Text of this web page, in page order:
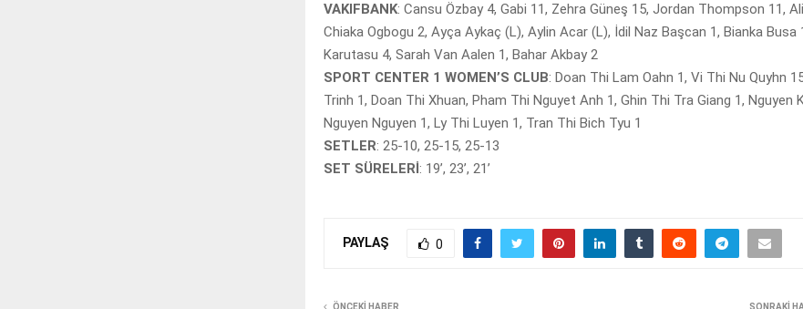
VAKIFBANK: Cansu Özbay 4, Gabi 11, Zehra Güneş 15, Jordan Thompson 11,
Chiaka Ogbogu 2, Ayça Aykaç (L), Aylin Acar (L), İdil Naz Başcan 1, Bianka Busa
Karutasu 4, Sarah Van Aalen 1, Bahar Akbay 2
SPORT CENTER 1 WOMEN’S CLUB: Doan Thi Lam Oahn 1, Vi Thi Nu Quyhn
Trinh 1, Doan Thi Xhuan, Pham Thi Nguyet Anh 1, Ghin Thi Tra Giang 1, Nguyen
Nguyen Nguyen 1, Ly Thi Luyen 1, Tran Thi Bich Tyu 1
SETLER: 25-10, 25-15, 25-13
SET SÜRELERİ: 19’, 23’, 21’
PAYLAŞ 0
ÖNCEKI HABER SONRAKI